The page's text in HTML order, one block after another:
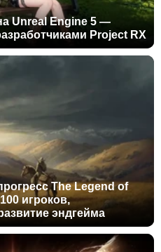
Unreal Engine 5 —
Project RX
The Legend of
игроков,
эндгейма